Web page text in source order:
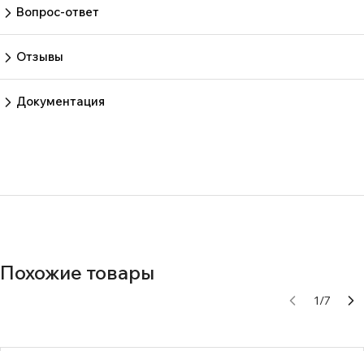
Вопрос-ответ
Отзывы
Документация
Похожие товары
1/7